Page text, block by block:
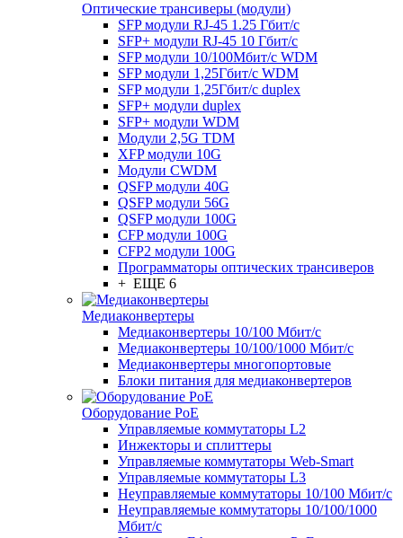
Оптические трансиверы (модули)
SFP модули RJ-45 1.25 Гбит/c
SFP+ модули RJ-45 10 Гбит/c
SFP модули 10/100Мбит/с WDM
SFP модули 1,25Гбит/с WDM
SFP модули 1,25Гбит/с duplex
SFP+ модули duplex
SFP+ модули WDM
Модули 2,5G TDM
XFP модули 10G
Модули CWDM
QSFP модули 40G
QSFP модули 56G
QSFP модули 100G
CFP модули 100G
CFP2 модули 100G
Программаторы оптических трансиверов
+ ЕЩЕ 6
Медиаконвертеры
Медиаконвертеры 10/100 Мбит/с
Медиаконвертеры 10/100/1000 Мбит/c
Медиаконвертеры многопортовые
Блоки питания для медиаконвертеров
Оборудование PoE
Управляемые коммутаторы L2
Инжекторы и сплиттеры
Управляемые коммутаторы Web-Smart
Управляемые коммутаторы L3
Неуправляемые коммутаторы 10/100 Мбит/с
Неуправляемые коммутаторы 10/100/1000
Мбит/с